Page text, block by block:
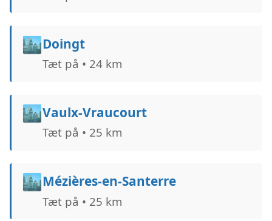
🏙️Doingt
Tæt på • 24 km
🏙️Vaulx-Vraucourt
Tæt på • 25 km
🏙️Mézières-en-Santerre
Tæt på • 25 km